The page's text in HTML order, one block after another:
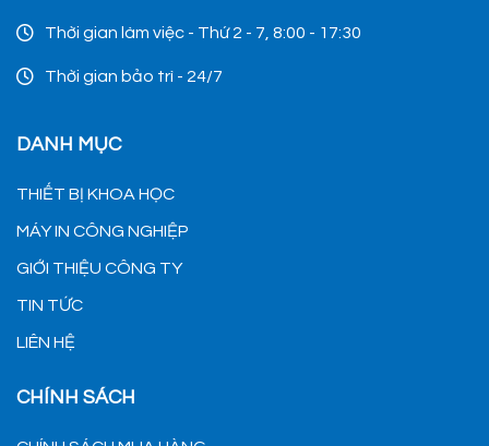
Thời gian làm việc - Thứ 2 - 7, 8:00 - 17:30
Thời gian bảo trì - 24/7
DANH MỤC
THIẾT BỊ KHOA HỌC
MÁY IN CÔNG NGHIỆP
GIỚI THIỆU CÔNG TY
TIN TỨC
LIÊN HỆ
CHÍNH SÁCH